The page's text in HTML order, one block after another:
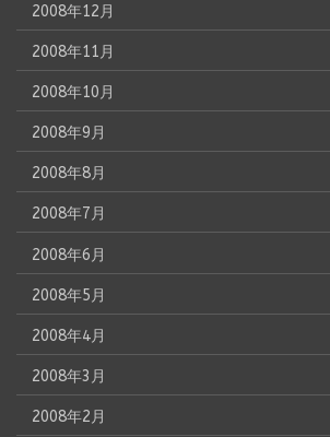
2008年12月
2008年11月
2008年10月
2008年9月
2008年8月
2008年7月
2008年6月
2008年5月
2008年4月
2008年3月
2008年2月